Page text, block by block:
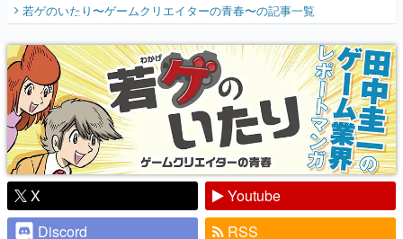
『少年ジャンプ』色だった【若ゲのいた
り】
若ゲのいたり〜ゲームクリエイターの青春〜の記事一覧
X
Youtube
Discord
RSS